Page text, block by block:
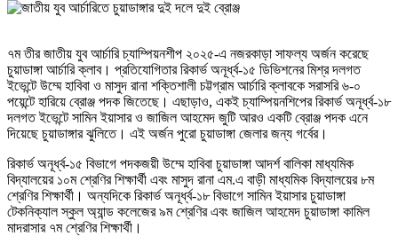
৭ম তীর জাতীয় যুব আর্চারি চ্যাম্পিয়নশীপ ২০২৫-এ নজরকাড়া সাফল্য অর্জন করেছে
চুয়াডাঙ্গা আর্চারি ক্লাব। প্রতিযোগিতার রিকার্ভ অনূর্ধ্ব-১৫ ডিভিশনের মিশ্র দলগত
ইভেন্টে উম্মে হাবিবা ও মাসুদ রানা শক্তিশালী চট্টগ্রাম আর্চারি ক্লাবকে সরাসরি ৬-০
পয়েন্টে হারিয়ে ব্রোঞ্জ পদক জিতেছে। এছাড়াও, একই চ্যাম্পিয়নশিপের রিকার্ভ অনূর্ধ্ব-১৮
দলগত ইভেন্টে সামিন ইয়াসার ও জাজিল আহমেদ জুটি আরও একটি ব্রোঞ্জ পদক এনে
দিয়েছে চুয়াডাঙ্গার ঝুলিতে। এই অর্জন পুরো চুয়াডাঙ্গা জেলার জন্য গর্বের।
রিকার্ভ অনূর্ধ্ব-১৫ বিভাগে পদকজয়ী উম্মে হাবিবা চুয়াডাঙ্গা আদর্শ বালিকা মাধ্যমিক
বিদ্যালয়ের ১০ম শ্রেণির শিক্ষার্থী এবং মাসুদ রানা এম.এ বাড়ী মাধ্যমিক বিদ্যালয়ের ৮ম
শ্রেণির শিক্ষার্থী। অন্যদিকে রিকার্ভ অনূর্ধ্ব-১৮ বিভাগে সামিন ইয়াসার চুয়াডাঙ্গা
টেকনিক্যাল স্কুল অ্যান্ড কলেজের ৯ম শ্রেণির এবং জাজিল আহমেদ চুয়াডাঙ্গা কামিল
মাদরাসার ৭ম শ্রেণির শিক্ষার্থী।